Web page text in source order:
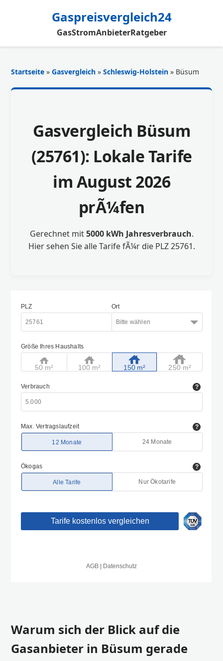
Gaspreisvergleich24
GasStromAnbieterRatgeber
Startseite »Gasvergleich »Schleswig-Holstein » Büsum
Gasvergleich Büsum
(25761): Lokale Tarife
im August 2026
prÃ¼fen
Gerechnet mit5000 kWh Jahresverbrauch.
Hier sehen Sie alle Tarife fÃ¼r die PLZ 25761.
Warum sich der Blick auf die
Gasanbieter in Büsum gerade